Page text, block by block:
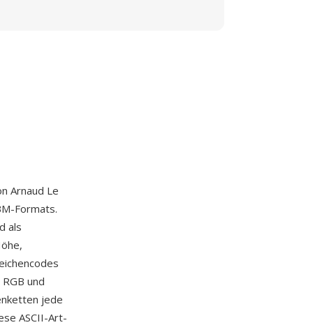
Arnaud Le
Formats.
als
und
jede
ASCII-Art-